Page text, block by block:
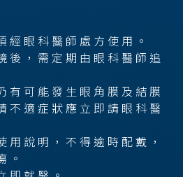
經眼科醫師處方使用。
後，需定期由眼科醫師追
有可能發生眼角膜及結膜
不適症狀應立即請眼科醫
用說明，不得逾時配戴，
。